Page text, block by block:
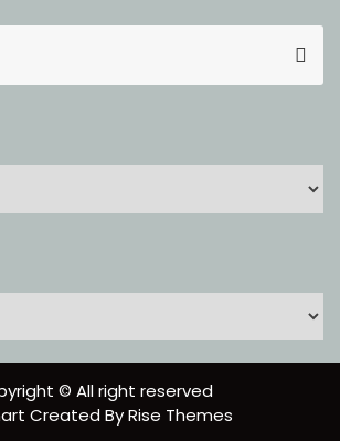
S
a
© All right reserved
Created ByRise Themes